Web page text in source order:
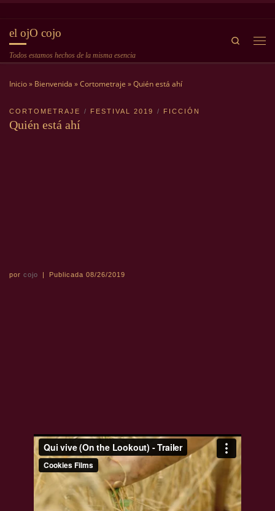
el ojO cojo
Todos estamos hechos de la misma esencia
Search
Inicio» Bienvenida »Cortometraje »Quién está ahí
CORTOMETRAJE FESTIVAL 2019 FICCIÓN
Quién está ahí
por cojo | Publicada 08/26/2019